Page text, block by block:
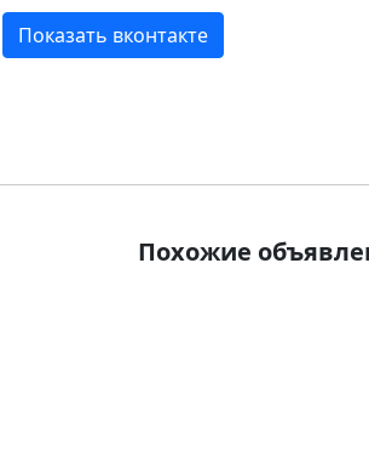
Показать вконтакте
Похожие